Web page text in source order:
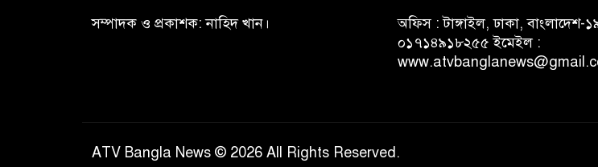
সম্পাদক ও প্রকাশক: নাহিদ খান।
অফিস : টাঙ্গাইল, ঢাকা,
০১৭১৪৯১৮২৫৫ ইমেইল :
ATV Bangla News © 2026 All Rights Reserved.